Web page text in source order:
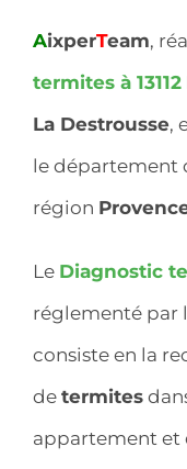
AixperTeam,
termites à 13112
La Destrousse,
le département
région
Le Diagnostic
réglementé par
consiste en la
de termites
appartement et